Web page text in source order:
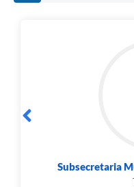
Subsecretaria